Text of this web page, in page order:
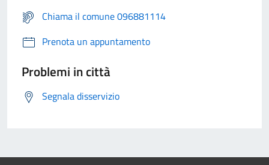
Chiama il comune 096881114
Prenota un appuntamento
Problemi in città
Segnala disservizio